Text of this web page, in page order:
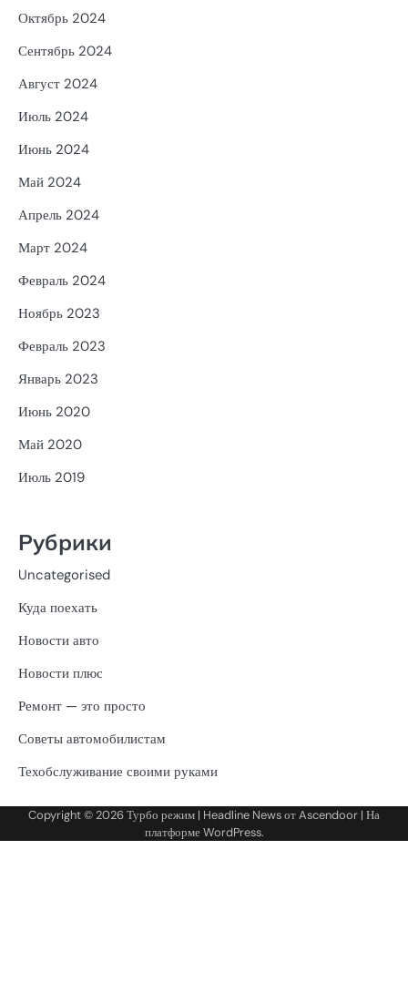
Октябрь 2024
Сентябрь 2024
Август 2024
Июль 2024
Июнь 2024
Май 2024
Апрель 2024
Март 2024
Февраль 2024
Ноябрь 2023
Февраль 2023
Январь 2023
Июнь 2020
Май 2020
Июль 2019
Рубрики
Uncategorised
Куда поехать
Новости авто
Новости плюс
Ремонт — это просто
Советы автомобилистам
Техобслуживание своими руками
Copyright © 2026Турбо режим | Headline News отAscendoor | На
платформеWordPress.